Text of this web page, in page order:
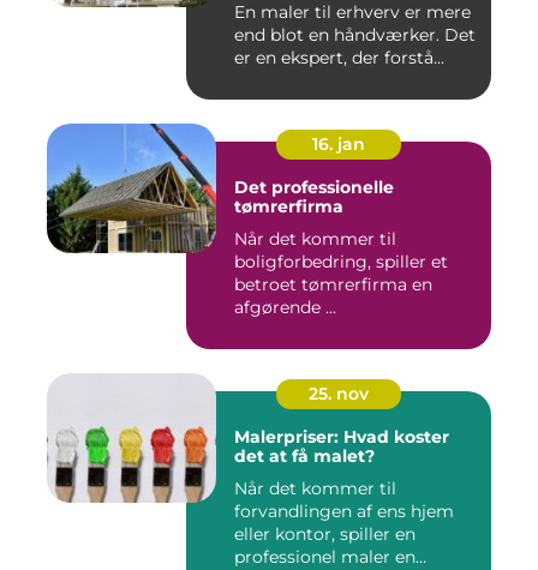
En maler til erhverv er mere
end blot en håndværker. Det
er en ekspert, der forstå...
16. jan
Det professionelle
tømrerfirma
Når det kommer til
boligforbedring, spiller et
betroet tømrerfirma en
afgørende ...
25. nov
Malerpriser: Hvad koster
det at få malet?
Når det kommer til
forvandlingen af ens hjem
eller kontor, spiller en
professionel maler en